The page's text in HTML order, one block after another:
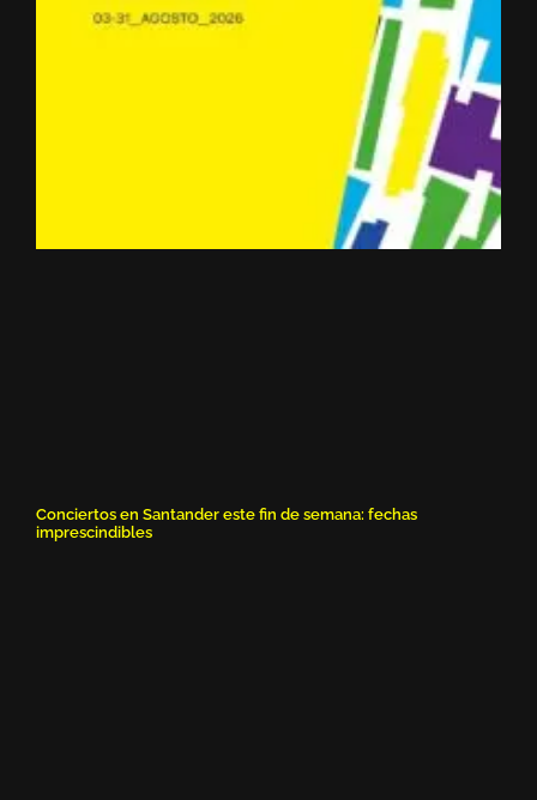
Conciertos en Santander este fin de semana: fechas
imprescindibles